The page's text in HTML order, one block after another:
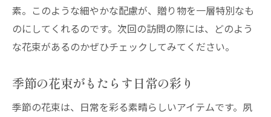
素。このような細やかな配慮が、贈り物を一層特別なも
のにしてくれるのです。次回の訪問の際には、どのよう
な花束があるのかぜひチェックしてみてください。
季節の花束がもたらす日常の彩り
季節の花束は、日常を彩る素晴らしいアイテムです。夙